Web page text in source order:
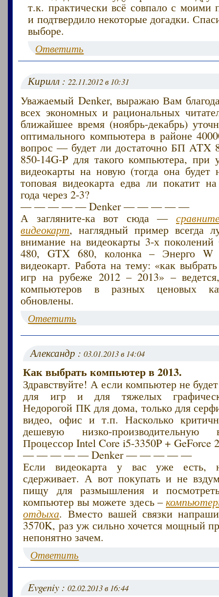
т.к. практически всё совпало с моими
и подтвердило некоторые догадки.
выборе.
Ответить
Кирилл : 22.11.2012 в 10:31
Уважаемый Denker, выражаю Вам
всех экономных и рациональных
ближайшее время (ноябрь-декабрь)
оптимального компьютера в районе
вопрос — будет ли достаточно БП ATX
850-14G-P для такого компьютера, при
видеокарты на новую (тогда она будет
топовая видеокарта едва ли покатит
года через 2-3?
— — — — — Denker — — — — —
А загляните-ка вот сюда —
видеокарт, наглядный пример всегда
внимание на видеокарты 3-х
480, GTX 680, колонка – Энерго W
видеокарт. Работа на тему: «как
игр на рубеже 2012 – 2013» –
компьютеров в разных ценовых
обновлены.
Ответить
Александр :03.01.2013 в 14:04
Как выбрать компьютер в 2013.
Здравствуйте! А если компьютер не
для игр и для тяжелых
Недорогой ПК для дома, только для
видео, офис и т.п. Насколько
дешевую низко-производительную
Процессор Intel Core i5-3350P + GeForce
— — — — — Denker — — — — —
Если видеокарта у вас уже есть,
сдерживает. А вот покупать и не
пищу для размышления и
компьютер вы можете здесь –
отдыха. Вместо вашей связки
3570K, раз уж сильно хочется мощный
непонятно зачем.
Ответить
Evgeniy :02.02.2013 в 16:44